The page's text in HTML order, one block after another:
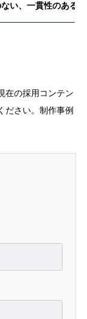
い、一貫性のある
在の採用コンテン
ださい。制作事例